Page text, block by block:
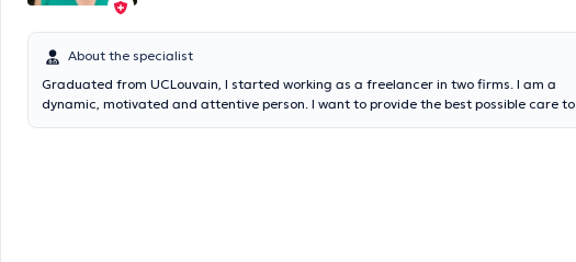
About the specialist
Graduated from UCLouvain, I started working as a freelancer in two firms. I am a
dynamic, motivated and attentive person. I want to provide the best possible care to